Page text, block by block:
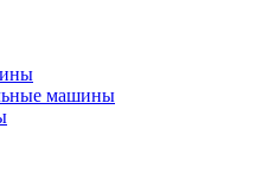
машины